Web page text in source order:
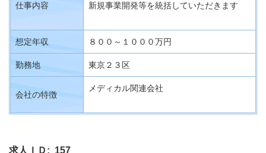
仕事内容
新規事業開発等を統括していただきます
想定年収 ８００～１０００万円
勤務地 東京２３区
会社の特徴
メディカル関連会社
求人ＩＤ: 157